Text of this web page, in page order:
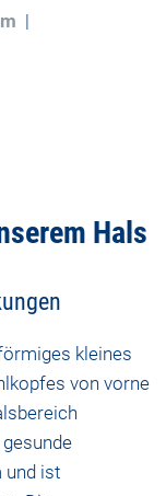
Hals
kleines
von vorne
und ist